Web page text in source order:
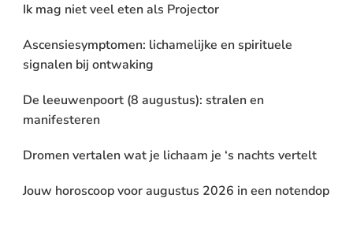
Ik mag niet veel eten als Projector
Ascensiesymptomen: lichamelijke en spirituele
signalen bij ontwaking
De leeuwenpoort (8 augustus): stralen en
manifesteren
Dromen vertalen wat je lichaam je ‘s nachts vertelt
Jouw horoscoop voor augustus 2026 in een notendop